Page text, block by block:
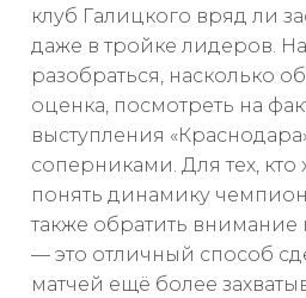
клуб Галицкого вряд ли
даже в тройке лидеров.
разобраться, насколько
оценка, посмотреть на
выступления
соперниками. Для тех, кто
понять динамику
также обратить
— это отличный способ
матчей ещё более